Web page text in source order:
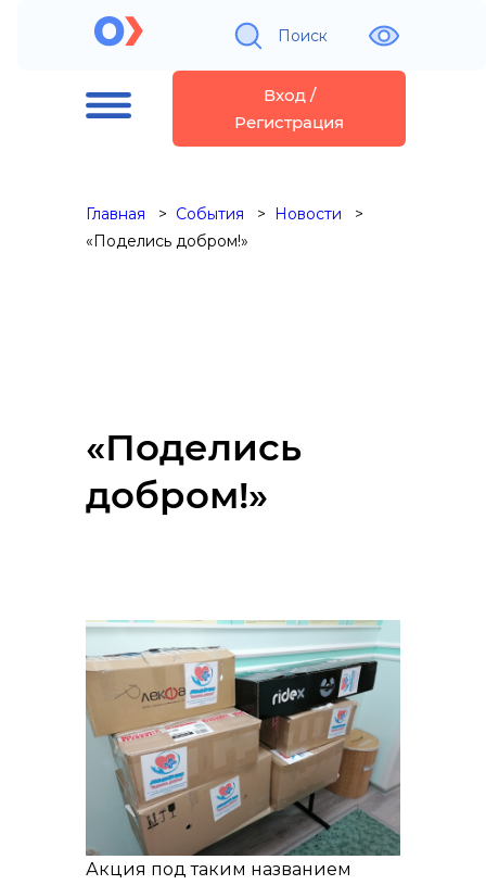
Поиск
Вход /
Регистрация
Главная События
Новости
«Поделись добром!»
«Поделись
добром!»
Акция под таким названием